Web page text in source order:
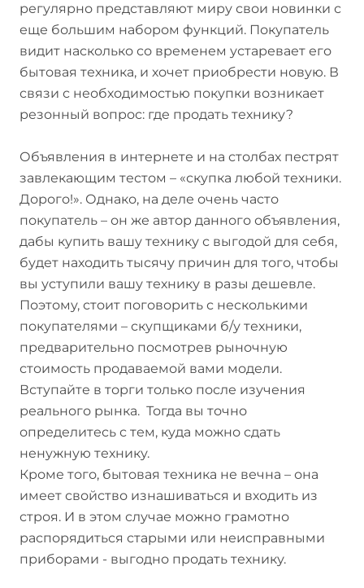
регулярно представляют миру свои новинки с
еще большим набором функций. Покупатель
видит насколько со временем устаревает его
бытовая техника, и хочет приобрести новую. В
связи с необходимостью покупки возникает
резонный вопрос: где продать технику?
Объявления в интернете и на столбах пестрят
завлекающим тестом – «скупка любой техники.
Дорого!». Однако, на деле очень часто
покупатель – он же автор данного объявления,
дабы купить вашу технику с выгодой для себя,
будет находить тысячу причин для того, чтобы
вы уступили вашу технику в разы дешевле.
Поэтому, стоит поговорить с несколькими
покупателями – скупщиками б/у техники,
предварительно посмотрев рыночную
стоимость продаваемой вами модели.
Вступайте в торги только после изучения
реального рынка. Тогда вы точно
определитесь с тем, куда можно сдать
ненужную технику.
Кроме того, бытовая техника не вечна – она
имеет свойство изнашиваться и входить из
строя. И в этом случае можно грамотно
распорядиться старыми или неисправными
приборами - выгодно продать технику.